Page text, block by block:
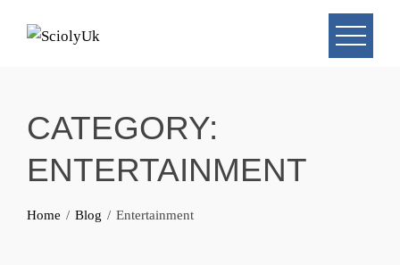
CATEGORY:
ENTERTAINMENT
Home Blog Entertainment